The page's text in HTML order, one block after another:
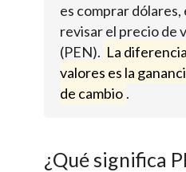
es comprar dólares,
revisar el precio de
(PEN). La
valores es la
de cambio .
¿Qué significa